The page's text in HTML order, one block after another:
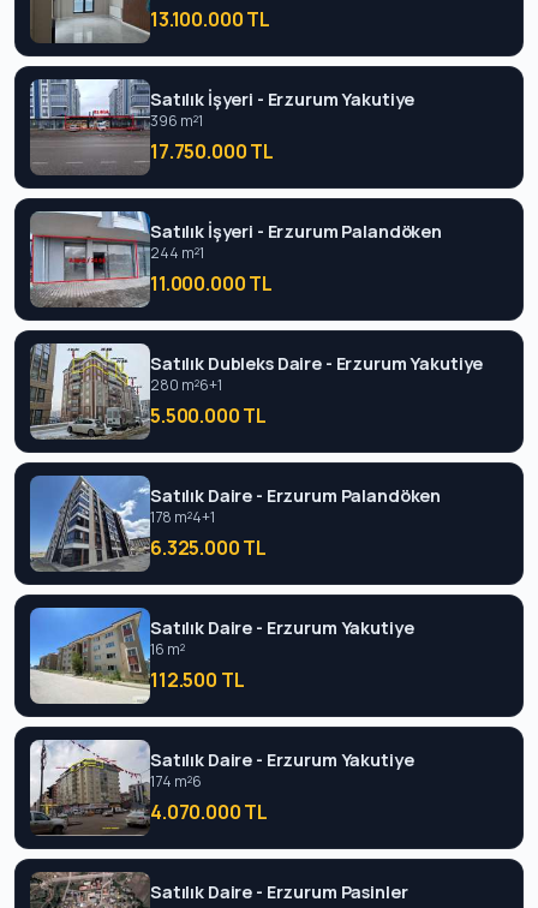
13.100.000 TL
Satılık İşyeri - Erzurum Yakutiye
396 m²1
17.750.000 TL
Satılık İşyeri - Erzurum Palandöken
244 m²1
11.000.000 TL
Satılık Dubleks Daire - Erzurum Yakutiye
280 m²6+1
5.500.000 TL
Satılık Daire - Erzurum Palandöken
178 m²4+1
6.325.000 TL
Satılık Daire - Erzurum Yakutiye
16 m²
112.500 TL
Satılık Daire - Erzurum Yakutiye
174 m²6
4.070.000 TL
Satılık Daire - Erzurum Pasinler